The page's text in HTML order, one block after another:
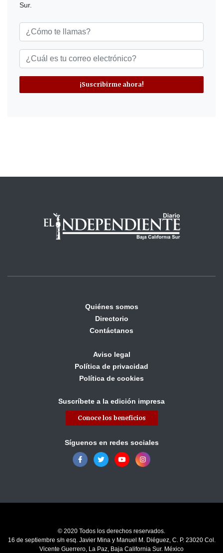
Sur.
¡Suscribirme ahora!
Quiénes somos
Directorio
Contáctanos
Aviso legal
Política de privacidad
Política de cookies
Suscríbete a la edición impresa
Conoce los beneficios
Síguenos en redes sociales
© 2020 Todos los derechos reservados.
16 de septiembre s/n esq. Javier Mina y Manuel M. Diéguez, C. P. 23020 Col.
Vicente Guerrero, La Paz, Baja California Sur. México